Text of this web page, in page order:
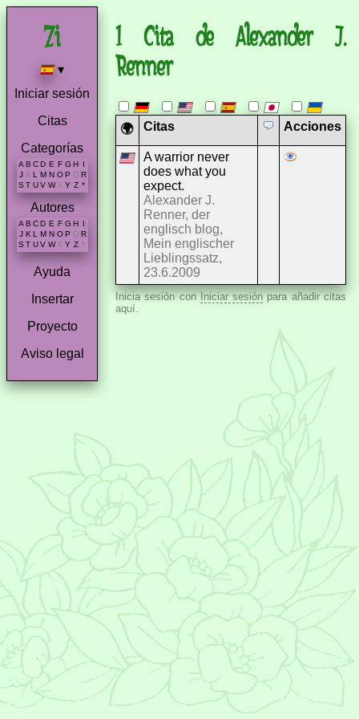
▾
Iniciar sesión
Citas
Categorías
A B C D E F G H I
J K L M N O P Q R
S T U V W X Y Z *
Autores
A B C D E F G H
J K L M N O P Q R
S T U V W X Y Z *
Ayuda
Insertar
Proyecto
Aviso legal
1 Cita de Alexander J.
Renner
🌍 Citas Acciones
A warrior never
does what you
expect.
Alexander J.
Renner, der
englisch blog,
Mein englischer
Lieblingssatz,
23.6.2009
Inicia sesión conIniciar sesiónpara añadir citas
aquí.